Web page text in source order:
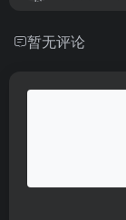
暂无评论